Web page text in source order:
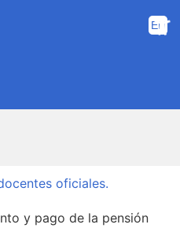
oficiales.
y pago de la pensión